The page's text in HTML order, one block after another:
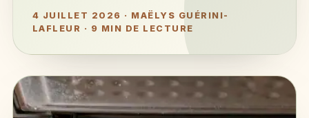
4 JUILLET 2026 · MAËLYS GUÉRINI-
LAFLEUR · 9 MIN DE LECTURE